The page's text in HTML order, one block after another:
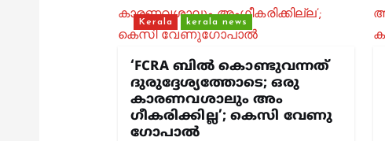
Kerala kerala news
‘FCRA ബിൽ കൊണ്ടുവന്നത്
ദുരുദ്ദേശ്യത്തോടെ; ഒരു
കാരണവശാലും അം​
ഗീകരിക്കില്ല’; കെസി വേണു​
ഗോപാൽ